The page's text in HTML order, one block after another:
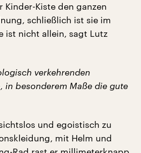
Kiste den ganzen
schließlich ist sie im
ist nicht allein, sagt Lutz
verkehrenden
in besonderem Maße die gute
und egoistisch zu
mit Helm und